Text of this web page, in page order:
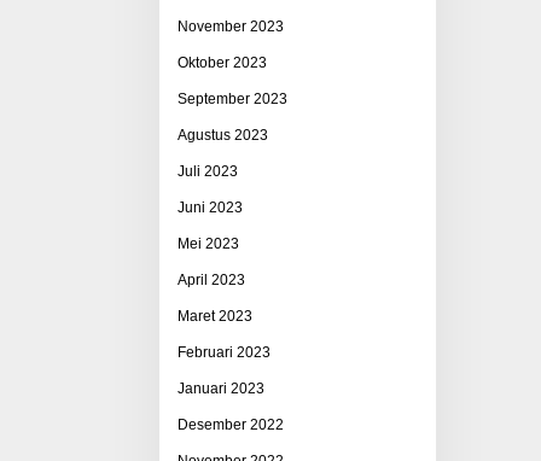
November 2023
Oktober 2023
September 2023
Agustus 2023
Juli 2023
Juni 2023
Mei 2023
April 2023
Maret 2023
Februari 2023
Januari 2023
Desember 2022